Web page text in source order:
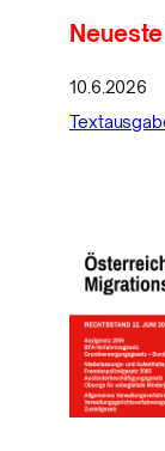
10.6.2026